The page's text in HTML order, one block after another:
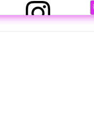
Maciej Musiał